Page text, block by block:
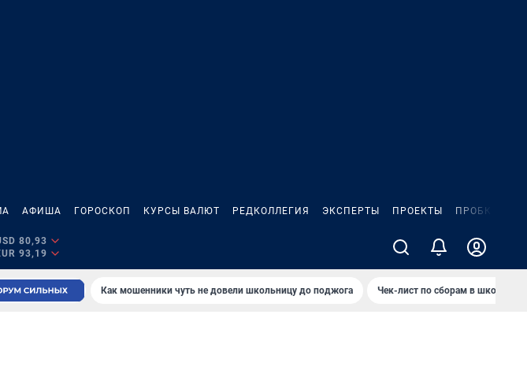
АФИША ГОРОСКОП КУРСЫ ВАЛЮТ РЕДКОЛЛЕГИЯ ЭКСПЕРТЫ ПРОЕКТЫ ПРОБКИ
80,93
93,19
Как мошенники чуть не довели школьницу до поджога Чек-лист по сборам в школу в